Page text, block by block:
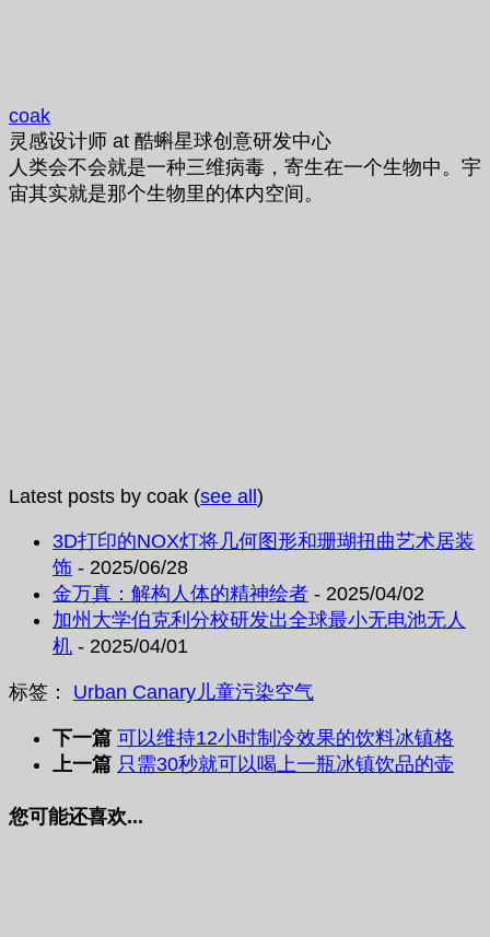
coak
灵感设计师 at 酷蝌星球创意研发中心
人类会不会就是一种三维病毒，寄生在一个生物中。宇
宙其实就是那个生物里的体内空间。
Latest posts by coak (see all )
3D打印的NOX灯将几何图形和珊瑚扭曲艺术居装
饰 - 2025/06/28
金万真：解构人体的精神绘者 - 2025/04/02
加州大学伯克利分校研发出全球最小无电池无人
机 - 2025/04/01
标签： Urban Canary儿童污染空气
下一篇 可以维持12小时制冷效果的饮料冰镇格
上一篇 只需30秒就可以喝上一瓶冰镇饮品的壶
您可能还喜欢...